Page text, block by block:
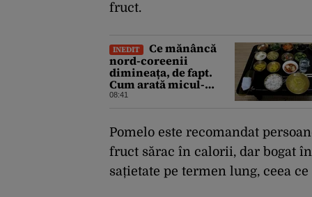
fruct.
INEDIT
Ce mănâncă
nord-coreenii
dimineața, de fapt.
Cum arată micul-
dejun al cetățeanului
08:41
Pomelo este recomandat
fruct sărac în calorii, dar bogat
sațietate pe termen lung, ceea